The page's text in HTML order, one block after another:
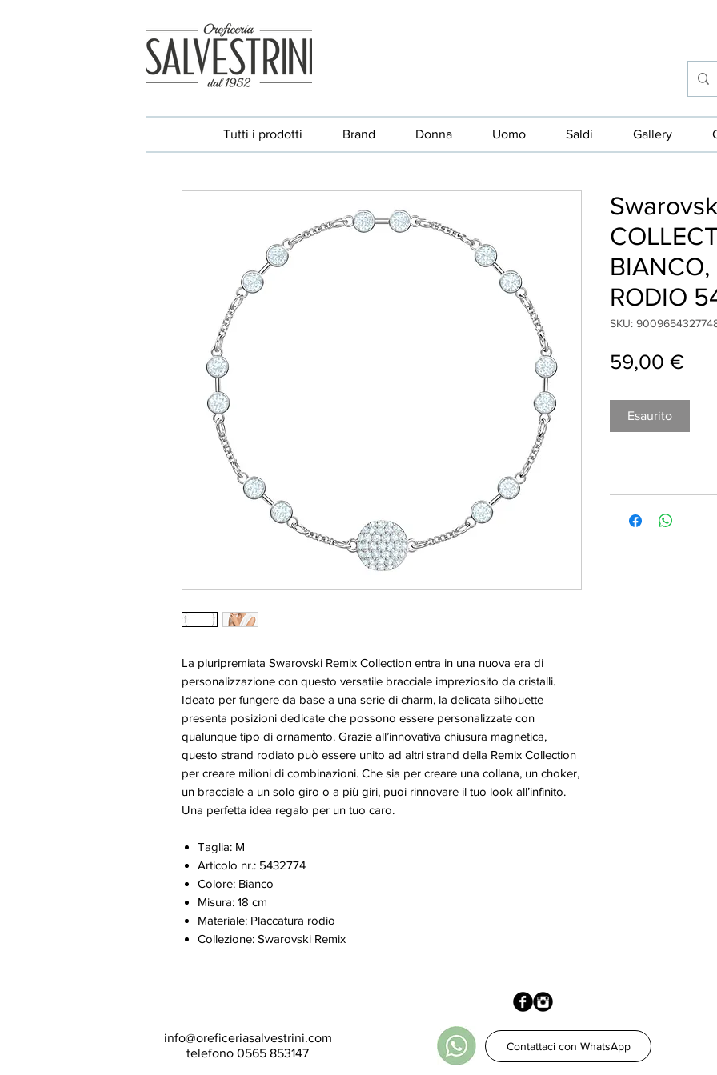
Tutti i prodotti Brand Donna Uomo Saldi Gallery
La pluripremiata Swarovski Remix Collection entra in una nuova era di
personalizzazione con questo versatile bracciale impreziosito da cristalli.
Ideato per fungere da base a una serie di charm, la delicata silhouette
presenta posizioni dedicate che possono essere personalizzate con
qualunque tipo di ornamento. Grazie all’innovativa chiusura magnetica,
questo strand rodiato può essere unito ad altri strand della Remix Collection
per creare milioni di combinazioni. Che sia per creare una collana, un choker,
un bracciale a un solo giro o a più giri, puoi rinnovare il tuo look all’infinito.
Una perfetta idea regalo per un tuo caro.
Taglia: M
Articolo nr.: 5432774
Colore: Bianco
Misura: 18 cm
Materiale: Placcatura rodio
Collezione: Swarovski Remix
BIANCO,
RODIO
SKU:
59,00 €
Esaurito
Contattaci con WhatsApp
info@oreficeriasalvestrini.com
telefono 0565 853147